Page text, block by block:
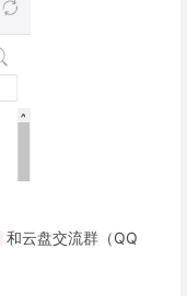
和云盘交流群（QQ